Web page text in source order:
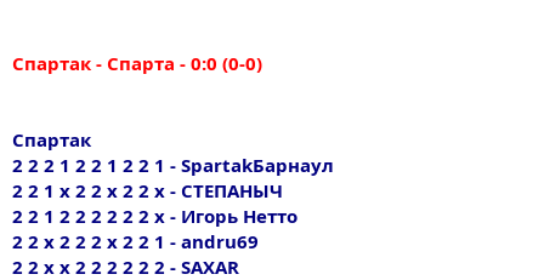
Спартак - Спарта - 0:0 (0-0)
Спартак
2 2 2 1 2 2 1 2 2 1 - SpartakБарнаул
2 2 1 х 2 2 х 2 2 х - СТЕПАНЫЧ
2 2 1 2 2 2 2 2 2 х - Игорь Нетто
2 2 х 2 2 2 х 2 2 1 - andru69
2 2 х х 2 2 2 2 2 2 - SAXAR